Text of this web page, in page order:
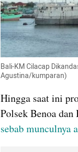
Bali-KM Cilacap
Agustina/kumparan)
Hingga saat ini
sebab munculnya